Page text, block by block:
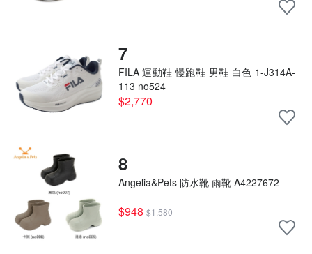
7
FILA 運動鞋 慢跑鞋 男鞋 白色 1-J314A-
113 no524
$2,770
8
Angelia&Pets 防水靴 雨靴 A4227672
$948 $1,580